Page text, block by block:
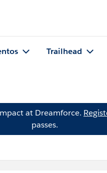
Trailhead
at Dreamforce.
passes.